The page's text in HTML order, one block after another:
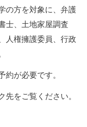
の方を対象に、弁護
士、土地家屋調査
人権擁護委員、行政
約が必要です。
先をご覧ください。